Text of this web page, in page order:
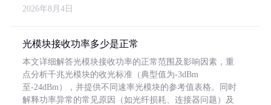
2026年8月4日
光模块接收功率多少是正常
本文详细解答光模块接收功率的正常范围及影响因素，重
点分析千兆光模块的收光标准（典型值为-3dBm
至-24dBm），并提供不同速率光模块的参考值表格。同时
解释功率异常的常见原因（如光纤损耗、连接器问题）及